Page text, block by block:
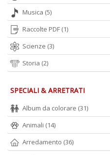
Musica (5)
Raccolte PDF (1)
Scienze (3)
Storia (2)
SPECIALI & ARRETRATI
Album da colorare (31)
Animali (14)
Arredamento (36)